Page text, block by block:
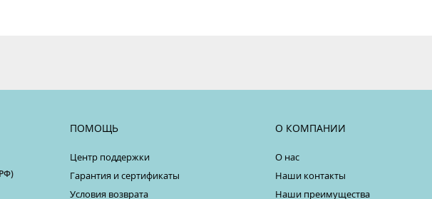
ПОМОЩЬ
Центр поддержки
Гарантия и сертификаты
Условия возврата
О КОМПАНИИ
О нас
Наши контакты
Наши преимущества